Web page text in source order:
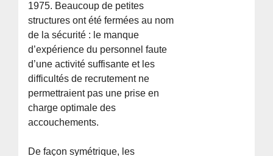
1975. Beaucoup de petites
structures ont été fermées au nom
de la sécurité : le manque
d’expérience du personnel faute
d’une activité suffisante et les
difficultés de recrutement ne
permettraient pas une prise en
charge optimale des
accouchements.
De façon symétrique, les